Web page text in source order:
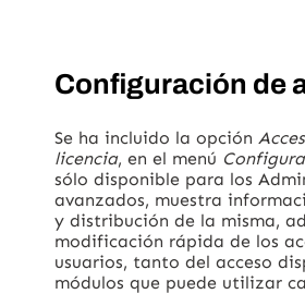
Configuración de
Se ha incluido la opción
licencia, en el menú
sólo disponible para los
avanzados, muestra
y distribución de la misma,
modificación rápida de los
usuarios, tanto del acceso
módulos que puede utilizar